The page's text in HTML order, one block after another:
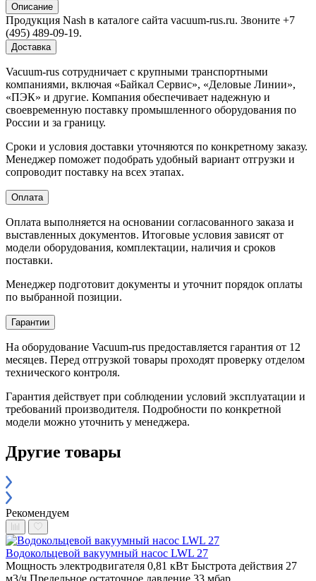
Описание
Продукция Nash в каталоге сайта vacuum-rus.ru. Звоните +7
(495) 489-09-19.
Доставка
Vacuum-rus сотрудничает с крупными транспортными
компаниями, включая «Байкал Сервис», «Деловые Линии»,
«ПЭК» и другие. Компания обеспечивает надежную и
своевременную поставку промышленного оборудования по
России и за границу.
Сроки и условия доставки уточняются по конкретному заказу.
Менеджер поможет подобрать удобный вариант отгрузки и
сопроводит поставку на всех этапах.
Оплата
Оплата выполняется на основании согласованного заказа и
выставленных документов. Итоговые условия зависят от
модели оборудования, комплектации, наличия и сроков
поставки.
Менеджер подготовит документы и уточнит порядок оплаты
по выбранной позиции.
Гарантии
На оборудование Vacuum-rus предоставляется гарантия от 12
месяцев. Перед отгрузкой товары проходят проверку отделом
технического контроля.
Гарантия действует при соблюдении условий эксплуатации и
требований производителя. Подробности по конкретной
модели можно уточнить у менеджера.
Другие товары
Рекомендуем
Водокольцевой вакуумный насос LWL 27
Мощность электродвигателя 0,81 кВт Быстрота действия 27
м3/ч Предельное остаточное давление 33 мбар